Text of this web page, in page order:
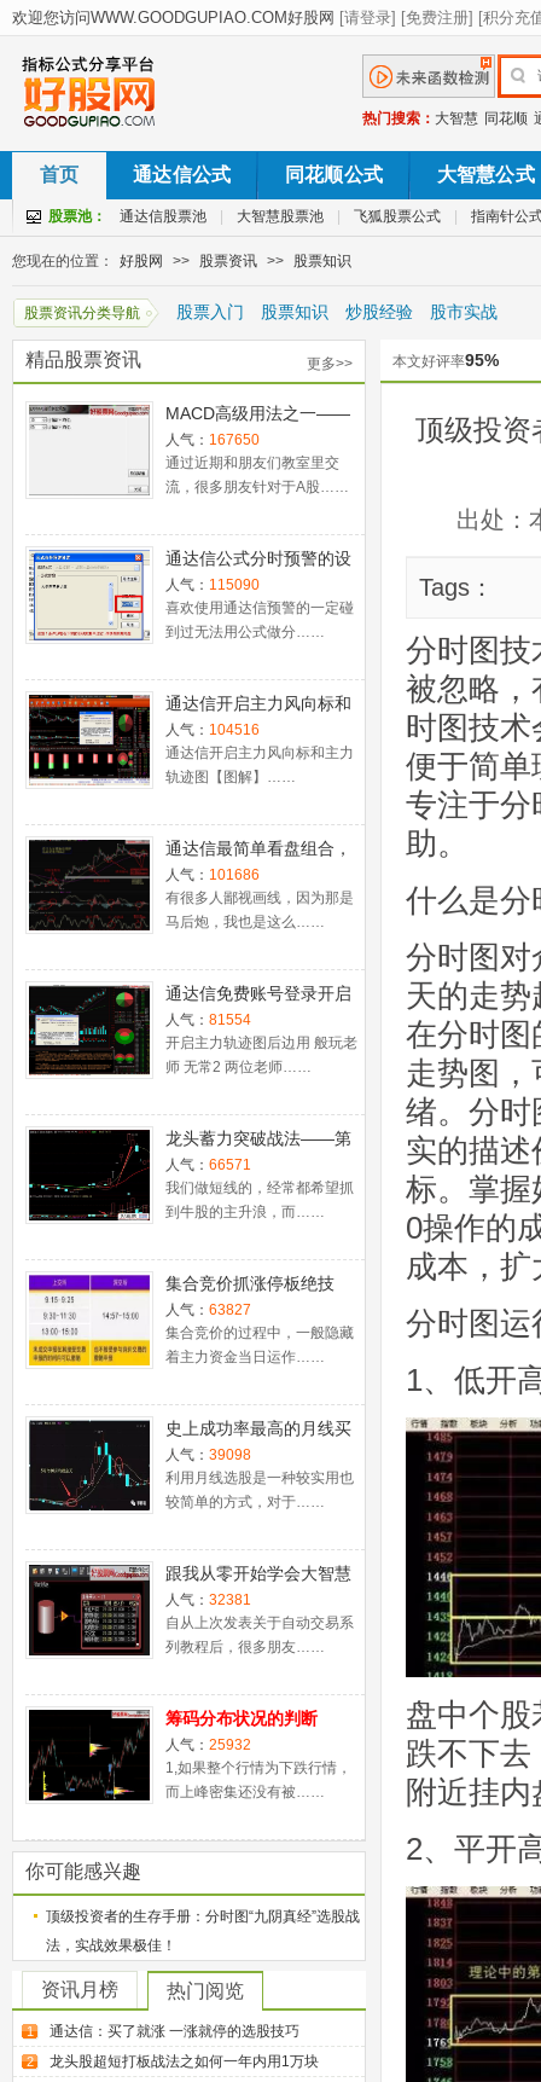
热门搜索： 大智慧 同花顺
首页 通达信公式 同花顺公式 大智慧公式
股票池： 通达信股票池 大智慧股票池 飞狐股票公式 指南针公
您现在的位置： 好股网 >> 股票资讯 >> 股票知识
股票资讯分类导航 股票入门 股票知识 炒股经验 股市实战
精品股票资讯 更多>>
MACD高级用法之一——
稳健买入法+2点卖出法
人气： 167650
通过近期和朋友们教室里交
流，很多朋友针对于A股……
通达信公式分时预警的设
置
人气： 115090
喜欢使用通达信预警的一定碰
到过无法用公式做分……
通达信开启主力风向标和
主力轨迹图【图解】
人气： 104516
通达信开启主力风向标和主力
轨迹图【图解】……
通达信最简单看盘组合，
抓强势股双头的超短线盈
利－－之五（均线战法找
心脏）
人气： 101686
有很多人鄙视画线，因为那是
马后炮，我也是这么……
通达信免费账号登录开启
十档框和调用主力监控教
程
人气： 81554
开启主力轨迹图后边用 般玩老
师 无常2 两位老师……
龙头蓄力突破战法——第
一时间介入牛股主升浪捕
捉涨停板的技巧（图解）
人气： 66571
我们做短线的，经常都希望抓
到牛股的主升浪，而……
集合竞价抓涨停板绝技
（附公式源码）
人气： 63827
集合竞价的过程中，一般隐藏
着主力资金当日运作……
史上成功率最高的月线买
入法，精准高效筛选暴涨
牛股，堪称选股法宝！
人气： 39098
利用月线选股是一种较实用也
较简单的方式，对于……
跟我从零开始学会大智慧
股票池自动交易
人气： 32381
自从上次发表关于自动交易系
列教程后，很多朋友……
筹码分布状况的判断
人气： 25932
1,如果整个行情为下跌行情，
而上峰密集还没有被……
你可能感兴趣
顶级投资者的生存手册：分时图“九阴真经”选股战
法，实战效果极佳！
资讯月榜 热门阅览
1 通达信：买了就涨 一涨就停的选股技巧
2 龙头股超短打板战法之如何一年内用1万块
本文好评率95%
顶级投资
出处：
Tags：
分时图技
被忽略，
时图技
便于简单
专注于分
助。
什么是分
分时图对
天的走
在分时图
走势图
绪。分时
实的描
标。掌握
0操作的
成本，
分时图运
1、低开
盘中个
跌不下
附近挂
2、平开